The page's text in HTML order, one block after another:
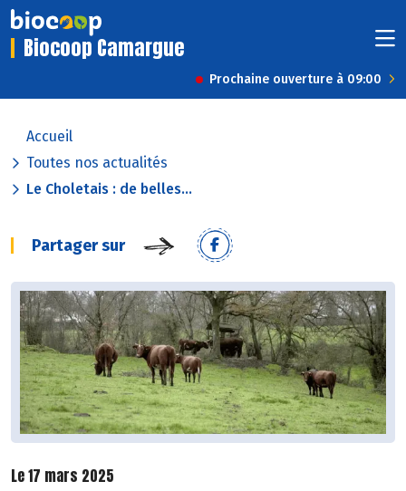
Biocoop Camargue
Prochaine ouverture à 09:00
Accueil
Toutes nos actualités
Le Choletais : de belles...
Partager sur
Le 17 mars 2025